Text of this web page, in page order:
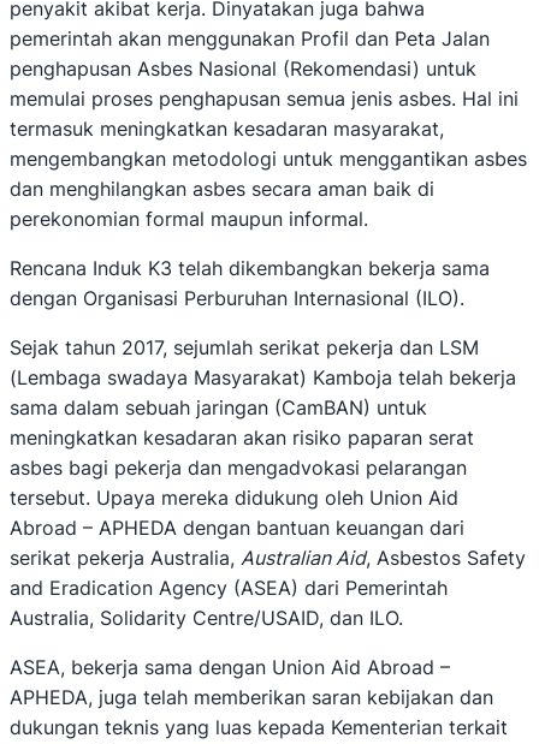
penyakit akibat kerja. Dinyatakan juga bahwa
pemerintah akan menggunakan Profil dan Peta Jalan
penghapusan Asbes Nasional (Rekomendasi) untuk
memulai proses penghapusan semua jenis asbes. Hal ini
termasuk meningkatkan kesadaran masyarakat,
mengembangkan metodologi untuk menggantikan asbes
dan menghilangkan asbes secara aman baik di
perekonomian formal maupun informal.
Rencana Induk K3 telah dikembangkan bekerja sama
dengan Organisasi Perburuhan Internasional (ILO).
Sejak tahun 2017, sejumlah serikat pekerja dan LSM
(Lembaga swadaya Masyarakat) Kamboja telah bekerja
sama dalam sebuah jaringan (CamBAN) untuk
meningkatkan kesadaran akan risiko paparan serat
asbes bagi pekerja dan mengadvokasi pelarangan
tersebut. Upaya mereka didukung oleh Union Aid
Abroad – APHEDA dengan bantuan keuangan dari
serikat pekerja Australia, Australian Aid, Asbestos Safety
and Eradication Agency (ASEA) dari Pemerintah
Australia, Solidarity Centre/USAID, dan ILO.
ASEA, bekerja sama dengan Union Aid Abroad –
APHEDA, juga telah memberikan saran kebijakan dan
dukungan teknis yang luas kepada Kementerian terkait